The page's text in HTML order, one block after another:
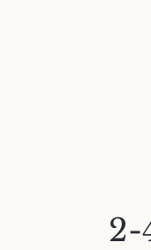
2-